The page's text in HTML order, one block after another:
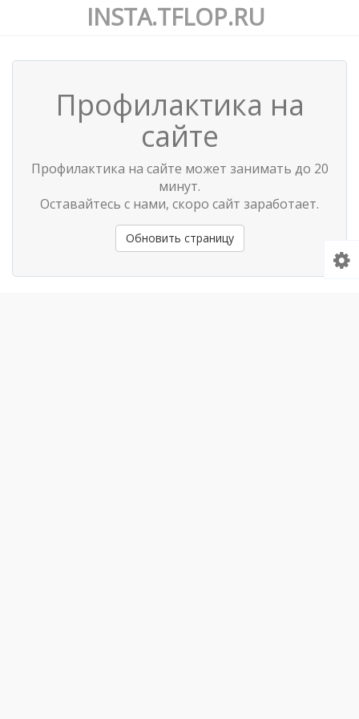
INSTA.TFLOP.RU
Профилактика на
сайте
Профилактика на сайте может занимать до 20
минут.
Оставайтесь с нами, скоро сайт заработает.
Обновить страницу